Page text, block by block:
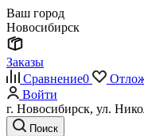
Ваш город
Новосибирск
Заказы
Сравнение0
Войти
г. Новосибирск, ул.
Поиск